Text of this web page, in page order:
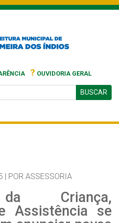
? OUVIDORIA GERAL
BUSCAR
| POR ASSESSORIA
Criança,
Assistência se